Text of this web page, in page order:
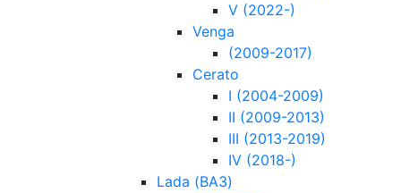
V (2022-)
Venga
(2009-2017)
Сerato
I (2004-2009)
II (2009-2013)
III (2013-2019)
IV (2018-)
Lada (ВАЗ)